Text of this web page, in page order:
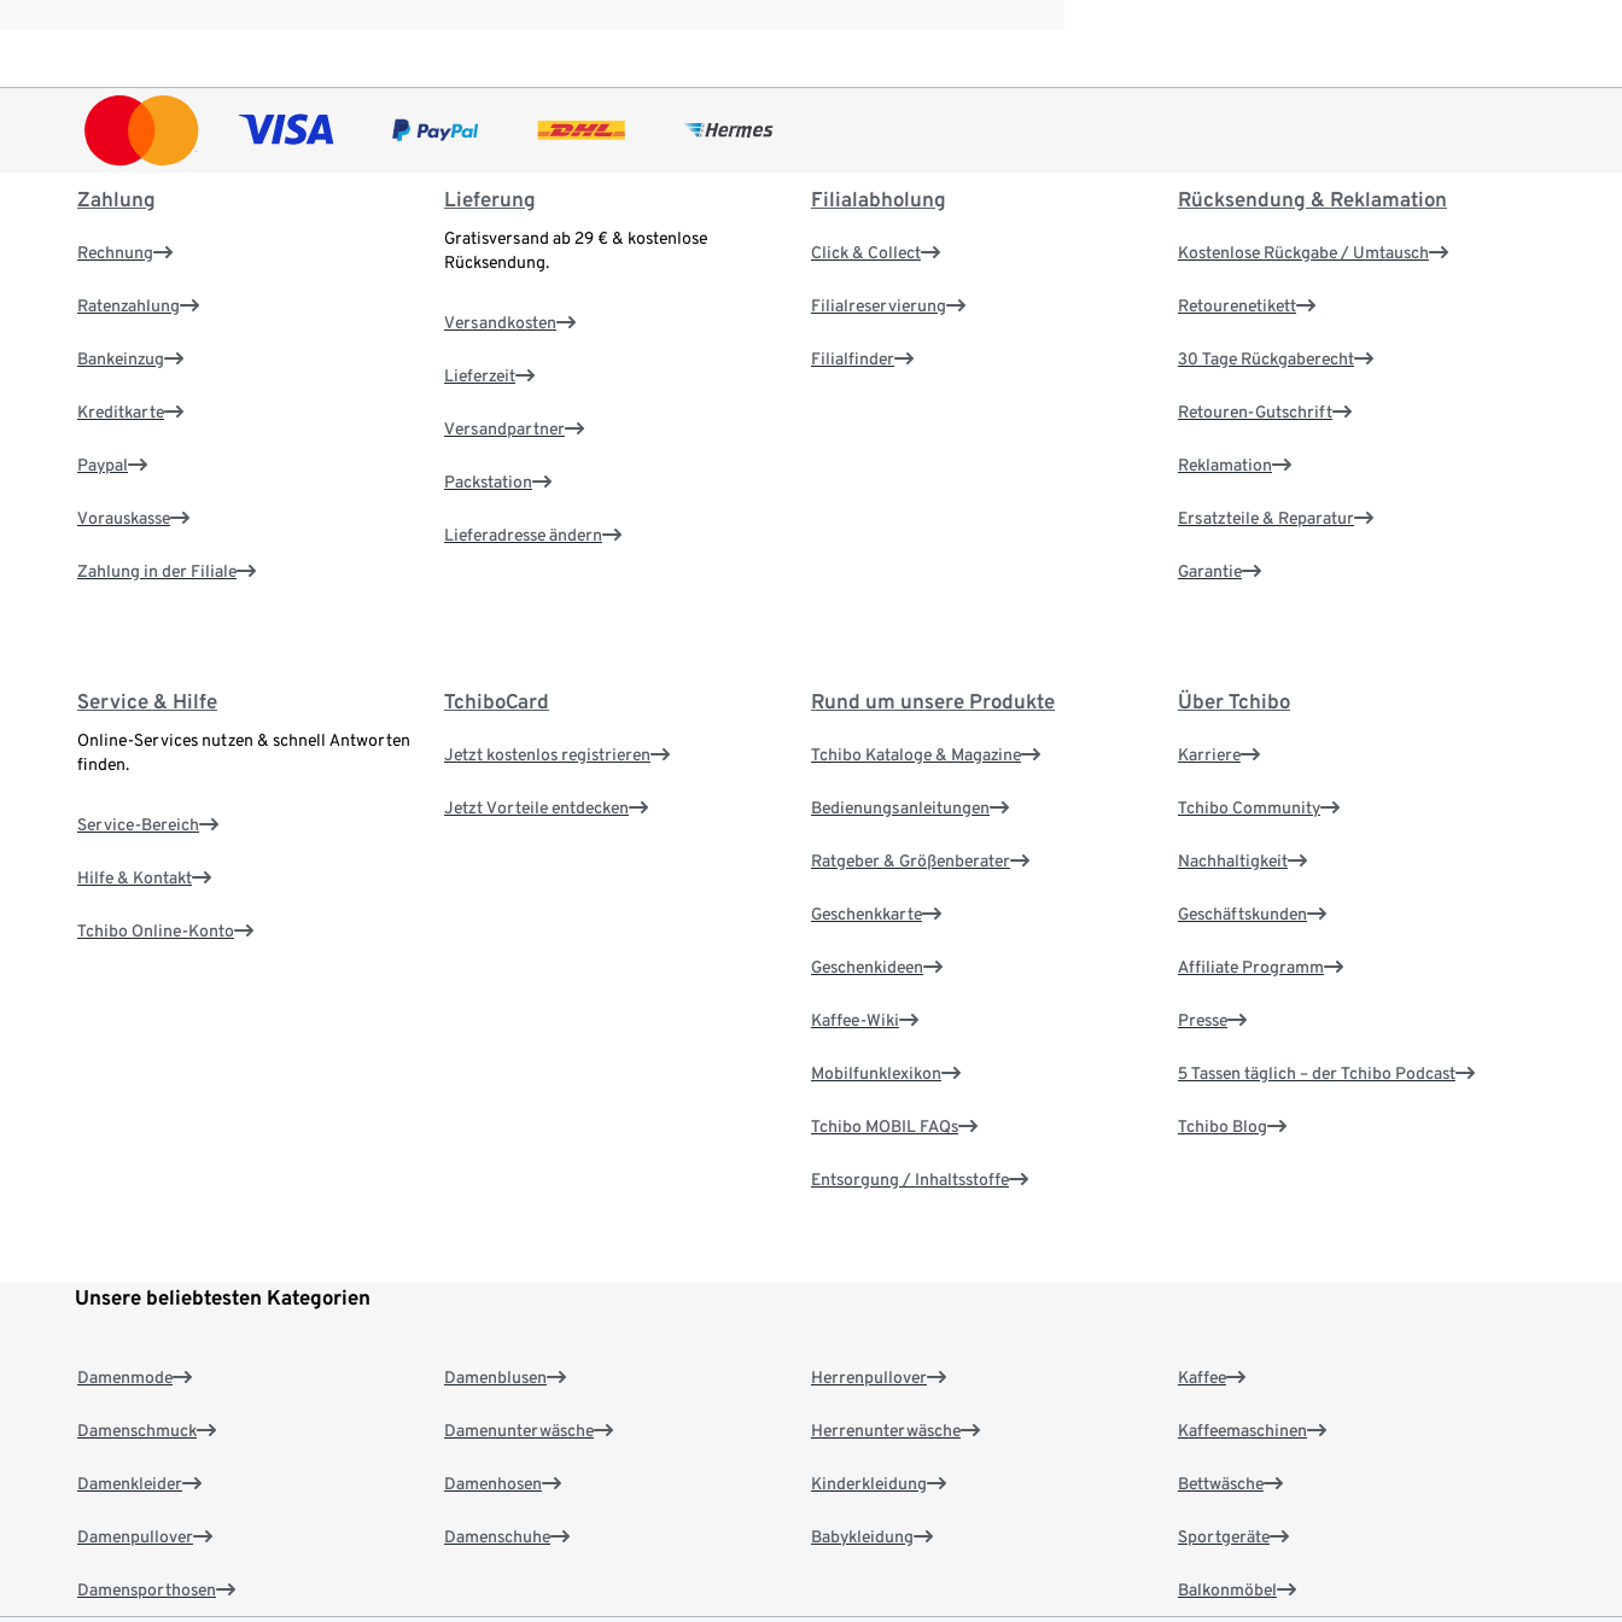
Zahlung
Rechnung
Ratenzahlung
Bankeinzug
Kreditkarte
Paypal
Vorauskasse
Zahlung in der Filiale
Lieferung
Gratisversand ab 29 € & kostenlose
Rücksendung.
Versandkosten
Lieferzeit
Versandpartner
Packstation
Lieferadresse ändern
Filialabholung
Click & Collect
Filialreservierung
Filialfinder
Rücksendung & Reklamation
Kostenlose Rückgabe / Umtausch
Retourenetikett
30 Tage Rückgaberecht
Retouren-Gutschrift
Reklamation
Ersatzteile & Reparatur
Garantie
Service & Hilfe
Online-Services nutzen & schnell Antworten
finden.
Service-Bereich
Hilfe & Kontakt
Tchibo Online-Konto
TchiboCard
Jetzt kostenlos registrieren
Jetzt Vorteile entdecken
Rund um unsere Produkte
Tchibo Kataloge & Magazine
Bedienungsanleitungen
Ratgeber & Größenberater
Geschenkkarte
Geschenkideen
Kaffee-Wiki
Mobilfunklexikon
Tchibo MOBIL FAQs
Entsorgung / Inhaltsstoffe
Über Tchibo
Karriere
Tchibo Community
Nachhaltigkeit
Geschäftskunden
Affiliate Programm
Presse
5 Tassen täglich – der Tchibo Podcast
Tchibo Blog
Unsere beliebtesten Kategorien
Damenmode
Damenschmuck
Damenkleider
Damenpullover
Damensporthosen
Damenblusen
Damenunterwäsche
Damenhosen
Damenschuhe
Herrenpullover
Herrenunterwäsche
Kinderkleidung
Babykleidung
Kaffee
Kaffeemaschinen
Bettwäsche
Sportgeräte
Balkonmöbel